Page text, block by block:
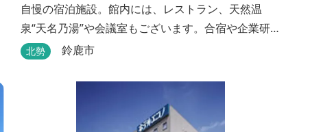
自慢の宿泊施設。館内には、レストラン、天然温
泉“天名乃湯”や会議室もございます。合宿や企業研修
にも最適で、様々な用途に合わせてご利用頂けま
北勢 鈴鹿市